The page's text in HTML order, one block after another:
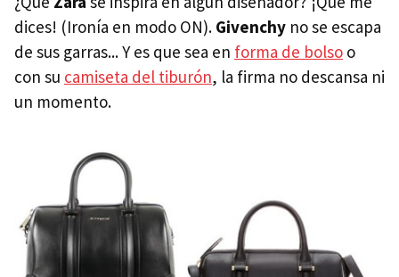
dices! (Ironía en modo ON). Givenchy no se escapa
de sus garras... Y es que sea en forma de bolso o
con su camiseta del tiburón, la firma no descansa ni
un momento.